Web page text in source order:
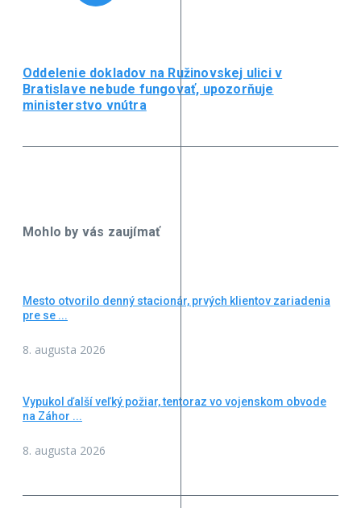
Oddelenie dokladov na Ružinovskej ulici v
Bratislave nebude fungovať, upozorňuje
ministerstvo vnútra
Mohlo by vás zaujímať
Mesto otvorilo denný stacionár, prvých klientov zariadenia
pre se ...
8. augusta 2026
Vypukol ďalší veľký požiar, tentoraz vo vojenskom obvode
na Záhor ...
8. augusta 2026